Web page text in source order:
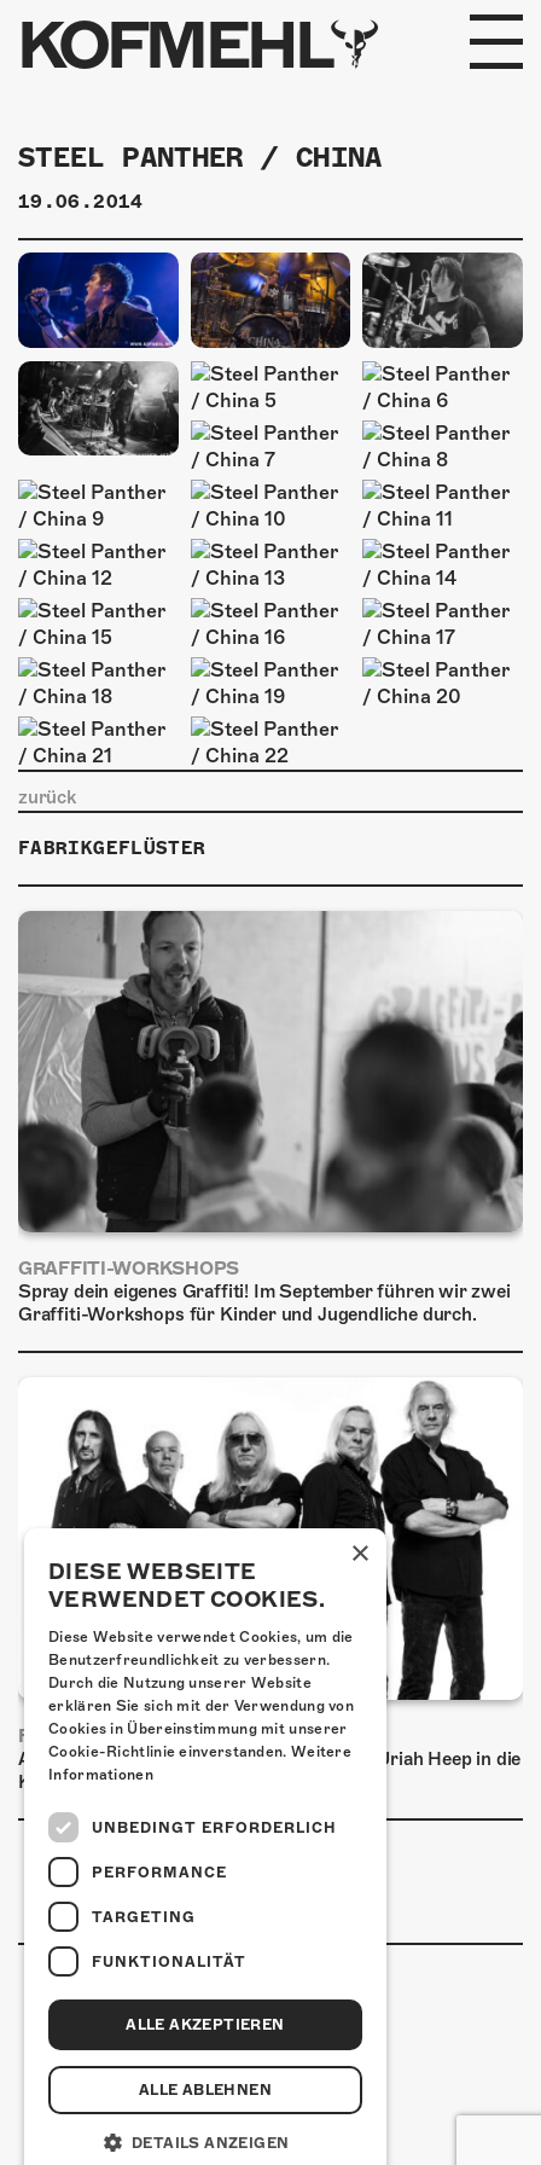
KOFMEHL
PROGRAMM
FABRIKGEFLÜSTER
GALERIE
FOTOGALERIE
PHOTOMAT
INFOS
KONTAKT
ÜBER UNS
GÖNNEREI
SHOP
MITMACHEN
STEEL PANTHER / CHINA
19.06.2014
zurück
FABRIKGEFLÜSTER
GRAFFITI-WORKSHOPS
Spray dein eigenes Graffiti! Im September führen wir zwei
Graffiti-Workshops für Kinder und Jugendliche durch.
FRISCH BESTÄTIGT: URIAH HEEP
Am Sonntag, 15. November 2026 kommen Uriah Heep in die
Kulturfabrik Kofmehl!
Kulturfabrik Kofmehl
Kofmehlweg 1
+41 32 621 20 60
×
DIESE WEBSEITE
VERWENDET COOKIES.
Diese Website verwendet Cookies, um die
Benutzerfreundlichkeit zu verbessern.
Durch die Nutzung unserer Website
erklären Sie sich mit der Verwendung von
Cookies in Übereinstimmung mit unserer
Cookie-Richtlinie einverstanden. Weitere
Informationen
UNBEDINGT ERFORDERLICH
PERFORMANCE
TARGETING
FUNKTIONALITÄT
ALLE AKZEPTIEREN
ALLE ABLEHNEN
DETAILS ANZEIGEN